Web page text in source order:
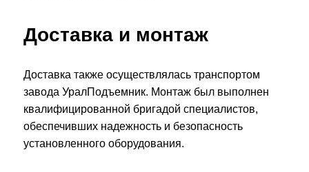
Доставка и монтаж
Доставка также осуществлялась транспортом
завода УралПодъемник. Монтаж был выполнен
квалифицированной бригадой специалистов,
обеспечивших надежность и безопасность
установленного оборудования.